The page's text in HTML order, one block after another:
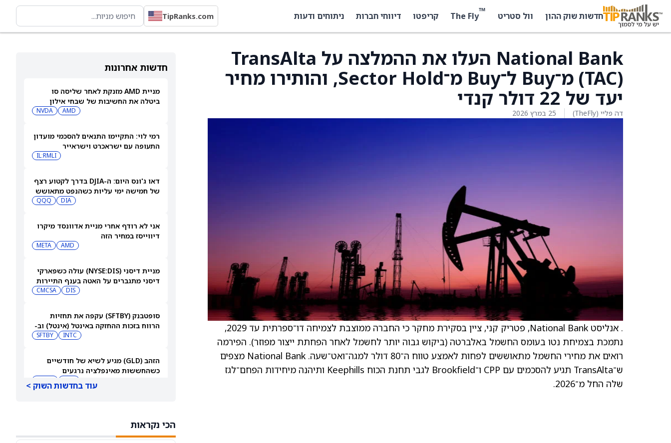
חדשות שוק ההון וול סטריט ™
The Fly קריפטו דיווחי חברות ניתוחים ודעות TipRanks.com
חדשות אחרונות
מניית AMD מזנקת לאחר שליסה סו
ביטלה את החשיבות של שבחי אילון
AMD
NVDA
רמי לוי: התקיימו התנאים להסכמי מועדון
התעופה עם ישראכרט וישראייר
IL:RMLI
דאו ג'ונס היום: ה-DJIA בדרך לקטוע רצף
של חמישה ימי עליות כשהנפט מתאושש
DIA
QQQ
אני לא רודף אחרי מניית אדוונסד מיקרו
דיווייסז במחיר הזה
AMD
META
מניית דיסני (NYSE:DIS) עולה כשפארקי
דיסני מתגברים על האטה בענף התיירות
DIS
CMCSA
סופטבנק (SFTBY) עקפה את תחזיות
הרווח בזכות ההחזקה באינטל (אינטל) וב-
INTC
SFTBY
הזהב (GLD) מגיע לשיא של חודשיים
כשהחששות מאינפלציה נרגעים
עוד בחדשות השוק >
הכי נקראות
National Bank העלו את ההמלצה על TransAlta
(TAC) מ־Buy ל־Buy מ־Sector Hold, והותירו מחיר
יעד של 22 דולר קנדי
דה פליי (TheFly) 25 במרץ 2026
. אנליסט National Bank, פטריק קני, ציין בסקירת מחקר כי החברה ממוצבת לצמיחה דו־ספרתית עד 2029,
נתמכת בצמיחת נטו בעומס החשמל באלברטה (ביקוש גבוה יותר לחשמל לאחר הפחתת ייצור מפוזר). הפירמה
רואים את מחירי החשמל מתאוששים לפחות לאמצע טווח ה־80 דולר למגה־ואט־שעה. National Bank מצפים
ש־TransAlta תגיע להסכמים עם CPP ו־Brookfield לגבי תחנת הכוח Keephills ותיהנה מיחידות הפחם־לגז
שלה החל מ־2026.